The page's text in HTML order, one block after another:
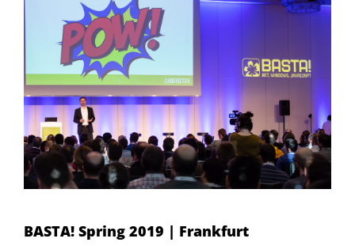
BASTA! Spring 2019 | Frankfurt